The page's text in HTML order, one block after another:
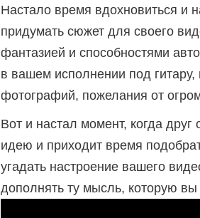
Настало время вдохновиться и
придумать сюжет для своего
фантазией и способностями
в вашем исполнении под
фотографий, пожелания от
Вот и настал момент, когда
идею и приходит время
угадать настроение вашего
дополнять ту мысль, которую